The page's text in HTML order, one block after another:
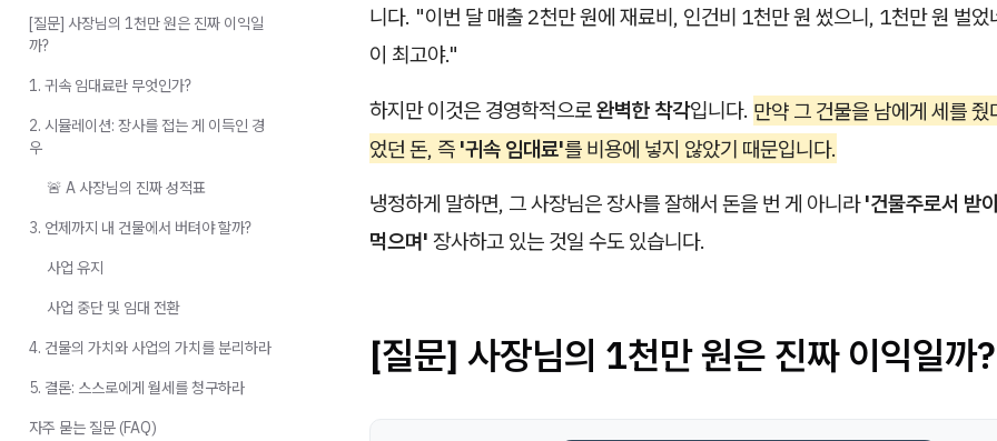
니다. "이번 달 매출 2천만 원에 재료비, 인건비 1천만 원 썼으니, 1천만 원 벌었
이 최고야."
하지만 이것은 경영학적으로완벽한 착각입니다. 만약 그 건물을 남에게 세를 줬
었던 돈, 즉 '귀속 임대료'를 비용에 넣지 않았기 때문입니다.
냉정하게 말하면, 그 사장님은 장사를 잘해서 돈을 번 게 아니라'건물주로서 받
먹으며' 장사하고 있는 것일 수도 있습니다.
[질문] 사장님의 1천만 원은 진짜 이익일까?
[질문] 사장님의 1천만 원은 진짜 이익일
까?
1. 귀속 임대료란 무엇인가?
2. 시뮬레이션: 장사를 접는 게 이득인 경
우
🚨 A 사장님의 진짜 성적표
3. 언제까지 내 건물에서 버텨야 할까?
사업 유지
사업 중단 및 임대 전환
4. 건물의 가치와 사업의 가치를 분리하라
5. 결론: 스스로에게 월세를 청구하라
자주 묻는 질문 (FAQ)